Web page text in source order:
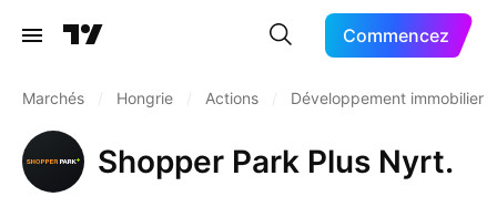
Commencez
Marchés Hongrie Actions Développement immobilier
Shopper Park Plus Nyrt.